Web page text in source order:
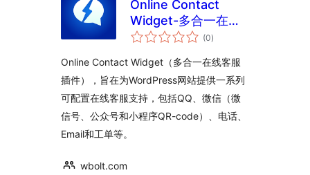
Online Contact
Widget-多合一在线
客服插件
(0Bewertungen
insgesamt
)
Online Contact Widget（多合一在线客服
插件），旨在为WordPress网站提供一系列
可配置在线客服支持，包括QQ、微信（微
信号、公众号和小程序QR-code）、电话、
Email和工单等。
wbolt.com